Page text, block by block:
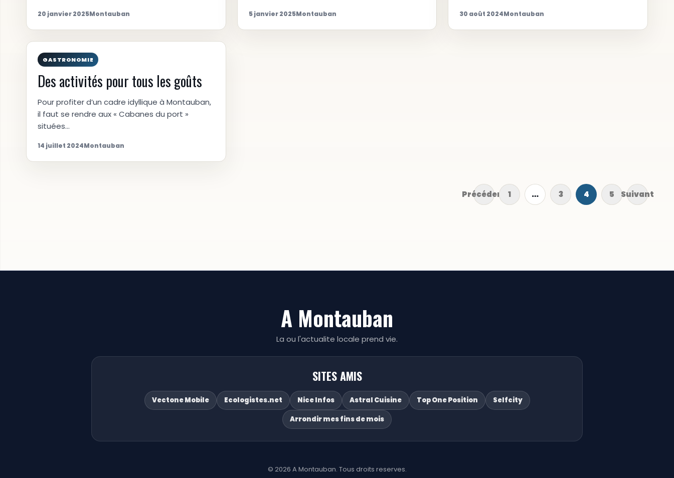
20 janvier 2025Montauban 5 janvier 2025Montauban 30 août 2024Montauban
GASTRONOMIE
Des activités pour tous les goûts
Pour profiter d’un cadre idyllique à Montauban,
il faut se rendre aux « Cabanes du port »
situées…
14 juillet 2024Montauban
Précédent 1 … 3 4 5 Suivant
A Montauban
La ou l'actualite locale prend vie.
SITES AMIS
Vectone Mobile Ecologistes.net Nice Infos Astral Cuisine Top One Position
Selfcity
Arrondir mes fins de mois
© 2026 A Montauban. Tous droits reserves.